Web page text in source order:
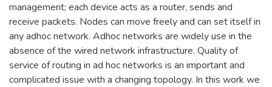
management; each device acts as a router, sends and
receive packets. Nodes can move freely and can set itself in
any adhoc network. Adhoc networks are widely use in the
absence of the wired network infrastructure. Quality of
service of routing in ad hoc networks is an important and
complicated issue with a changing topology. In this work we